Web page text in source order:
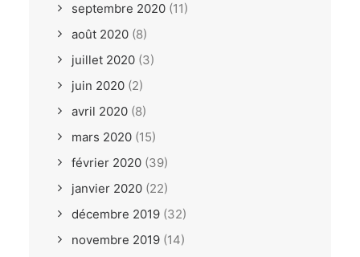
septembre 2020 (11)
août 2020 (8)
juillet 2020 (3)
juin 2020 (2)
avril 2020 (8)
mars 2020 (15)
février 2020 (39)
janvier 2020 (22)
décembre 2019 (32)
novembre 2019 (14)